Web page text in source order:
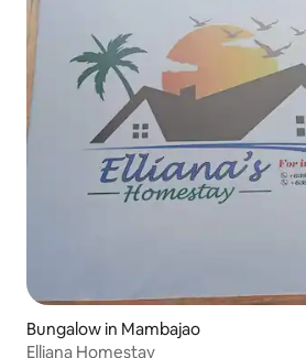
Bungalow in Mambajao
Elliana Homestay